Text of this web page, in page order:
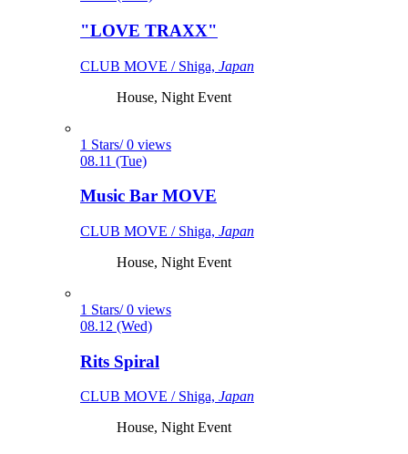
"LOVE TRAXX"
CLUB MOVE / Shiga, Japan
House, Night Event
1 Stars/ 0 views
08.11 (Tue)
Music Bar MOVE
CLUB MOVE / Shiga, Japan
House, Night Event
1 Stars/ 0 views
08.12 (Wed)
Rits Spiral
CLUB MOVE / Shiga, Japan
House, Night Event